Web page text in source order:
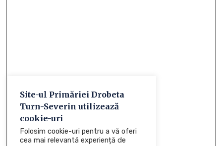
Site-ul Primăriei Drobeta
Turn-Severin utilizează
cookie-uri
Folosim cookie-uri pentru a vă oferi
cea mai relevantă experiență de